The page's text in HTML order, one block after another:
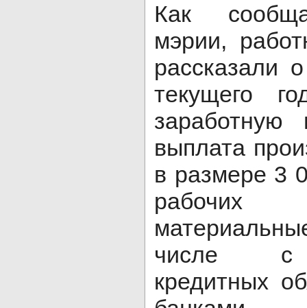
Как
мэрии,
рассказали
текущего
заработную
выплата
в размере 3
рабочих
числе с
кредитных